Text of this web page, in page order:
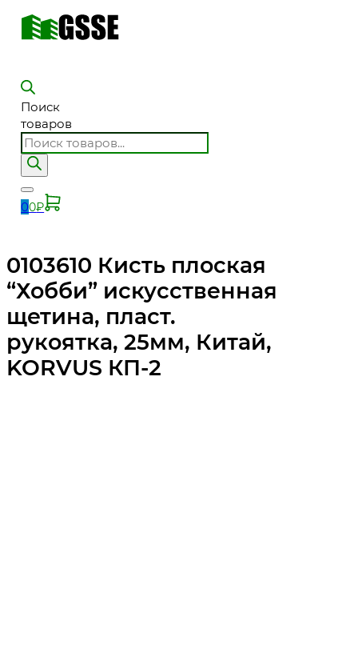
Поиск
товаров
00₽
0103610 Кисть плоская
“Хобби” искусственная
щетина, пласт.
рукоятка, 25мм, Китай,
KORVUS КП-2